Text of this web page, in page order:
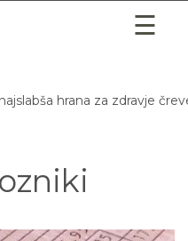
hrana za zdravje